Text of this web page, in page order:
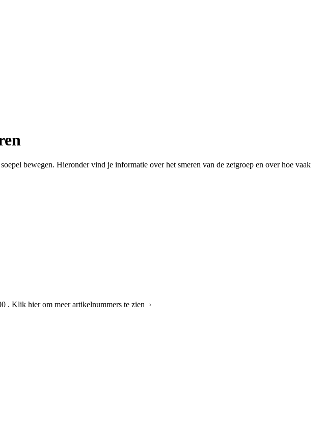
bewegen. Hieronder vind je informatie over het smeren van de zetgroep en over hoe vaak
. Klik hier om meer artikelnummers te zien ›